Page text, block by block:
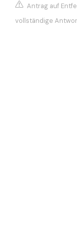
Antrag auf
vollständige